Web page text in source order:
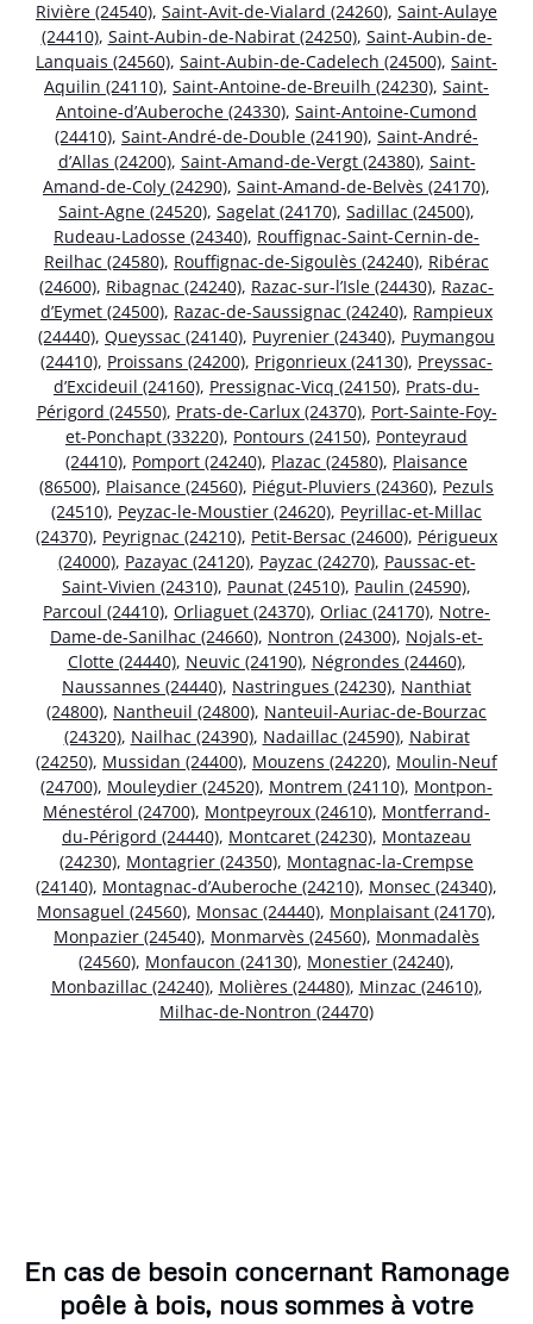
Rivière (24540), Saint-Avit-de-Vialard (24260), Saint-Aulaye
(24410), Saint-Aubin-de-Nabirat (24250), Saint-Aubin-de-
Lanquais (24560), Saint-Aubin-de-Cadelech (24500), Saint-
Aquilin (24110), Saint-Antoine-de-Breuilh (24230), Saint-
Antoine-d’Auberoche (24330), Saint-Antoine-Cumond
(24410), Saint-André-de-Double (24190), Saint-André-
d’Allas (24200), Saint-Amand-de-Vergt (24380), Saint-
Amand-de-Coly (24290), Saint-Amand-de-Belvès (24170),
Saint-Agne (24520), Sagelat (24170), Sadillac (24500),
Rudeau-Ladosse (24340), Rouffignac-Saint-Cernin-de-
Reilhac (24580), Rouffignac-de-Sigoulès (24240), Ribérac
(24600), Ribagnac (24240), Razac-sur-l’Isle (24430), Razac-
d’Eymet (24500), Razac-de-Saussignac (24240), Rampieux
(24440), Queyssac (24140), Puyrenier (24340), Puymangou
(24410), Proissans (24200), Prigonrieux (24130), Preyssac-
d’Excideuil (24160), Pressignac-Vicq (24150), Prats-du-
Périgord (24550), Prats-de-Carlux (24370), Port-Sainte-Foy-
et-Ponchapt (33220), Pontours (24150), Ponteyraud
(24410), Pomport (24240), Plazac (24580), Plaisance
(86500), Plaisance (24560), Piégut-Pluviers (24360), Pezuls
(24510), Peyzac-le-Moustier (24620), Peyrillac-et-Millac
(24370), Peyrignac (24210), Petit-Bersac (24600), Périgueux
(24000), Pazayac (24120), Payzac (24270), Paussac-et-
Saint-Vivien (24310), Paunat (24510), Paulin (24590),
Parcoul (24410), Orliaguet (24370), Orliac (24170), Notre-
Dame-de-Sanilhac (24660), Nontron (24300), Nojals-et-
Clotte (24440), Neuvic (24190), Négrondes (24460),
Naussannes (24440), Nastringues (24230), Nanthiat
(24800), Nantheuil (24800), Nanteuil-Auriac-de-Bourzac
(24320), Nailhac (24390), Nadaillac (24590), Nabirat
(24250), Mussidan (24400), Mouzens (24220), Moulin-Neuf
(24700), Mouleydier (24520), Montrem (24110), Montpon-
Ménestérol (24700), Montpeyroux (24610), Montferrand-
du-Périgord (24440), Montcaret (24230), Montazeau
(24230), Montagrier (24350), Montagnac-la-Crempse
(24140), Montagnac-d’Auberoche (24210), Monsec (24340),
Monsaguel (24560), Monsac (24440), Monplaisant (24170),
Monpazier (24540), Monmarvès (24560), Monmadalès
(24560), Monfaucon (24130), Monestier (24240),
Monbazillac (24240), Molières (24480), Minzac (24610),
Milhac-de-Nontron (24470)
En cas de besoin concernant Ramonage
poêle à bois, nous sommes à votre